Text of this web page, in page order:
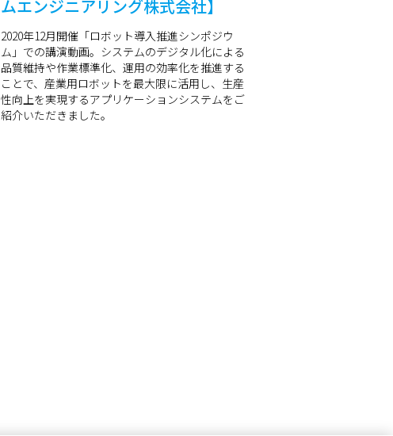
ムエンジニアリング株式会社】
2020年12月開催「ロボット導入推進シンポジウ
ム」での講演動画。システムのデジタル化による
品質維持や作業標準化、運用の効率化を推進する
ことで、産業用ロボットを最大限に活用し、生産
性向上を実現するアプリケーションシステムをご
紹介いただきました。